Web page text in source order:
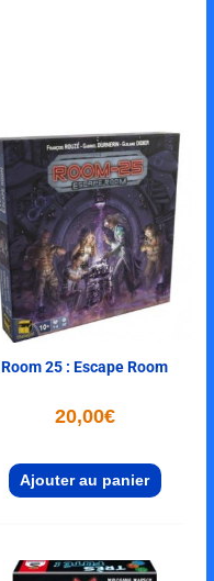
Room 25 : Escape Room
20,00€
Ajouter au panier